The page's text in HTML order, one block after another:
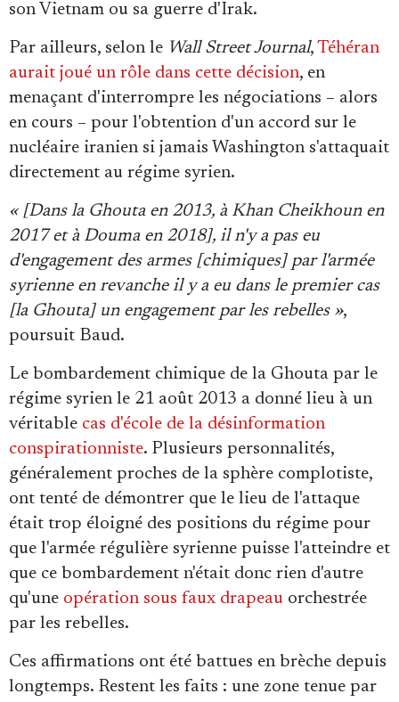
son Vietnam ou sa guerre d'Irak.
Par ailleurs, selon le Wall Street Journal, Téhéran
aurait joué un rôle dans cette décision, en
menaçant d'interrompre les négociations – alors
en cours – pour l'obtention d'un accord sur le
nucléaire iranien si jamais Washington s'attaquait
directement au régime syrien.
« [Dans la Ghouta en 2013, à Khan Cheikhoun en
2017 et à Douma en 2018], il n'y a pas eu
d'engagement des armes [chimiques] par l'armée
syrienne en revanche il y a eu dans le premier cas
[la Ghouta] un engagement par les rebelles »,
poursuit Baud.
Le bombardement chimique de la Ghouta par le
régime syrien le 21 août 2013 a donné lieu à un
véritable cas d'école de la désinformation
conspirationniste. Plusieurs personnalités,
généralement proches de la sphère complotiste,
ont tenté de démontrer que le lieu de l'attaque
était trop éloigné des positions du régime pour
que l'armée régulière syrienne puisse l'atteindre et
que ce bombardement n'était donc rien d'autre
qu'une opération sous faux drapeau orchestrée
par les rebelles.
Ces affirmations ont été battues en brèche depuis
longtemps. Restent les faits : une zone tenue par